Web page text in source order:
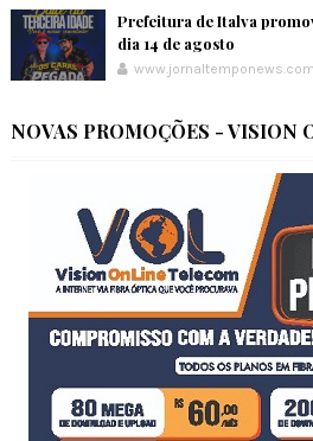
Prefeitura de Italva
dia 14 de agosto
www.jornaltemponews.com
NOVAS PROMOÇÕES - VISION